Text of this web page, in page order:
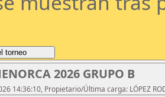
2026 GRUPO B
14:36:10, Propietario/Última carga: LÓPEZ